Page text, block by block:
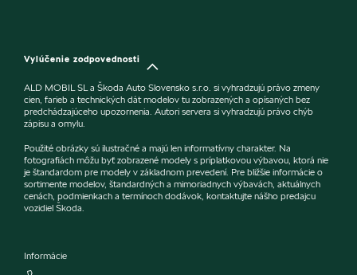
Vylúčenie zodpovednosti
ALD MOBIL SL a Škoda Auto Slovensko s.r.o. si vyhradzujú právo zmeny
cien, farieb a technických dát modelov tu zobrazených a opísaných bez
predchádzajúceho upozornenia. Autori servera si vyhradzujú právo chýb
zápisu a omylu.
Použité obrázky sú ilustračné a majú len informatívny charakter. Na
fotografiách môžu byť zobrazené modely s príplatkovou výbavou, ktorá nie
je štandardom pre modely v základnom prevedení. Pre bližšie informácie o
sortimente modelov, štandardných a mimoriadnych výbavách, aktuálnych
cenách, podmienkach a termínoch dodávok, kontaktujte nášho predajcu
vozidiel Škoda.
Informácie